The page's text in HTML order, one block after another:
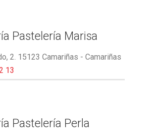
Pastelería Marisa
2. 15123 Camariñas - Camariñas
13
Pastelería Perla